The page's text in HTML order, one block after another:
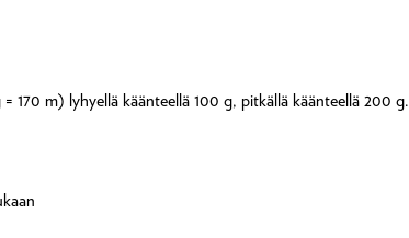
170 m) lyhyellä käänteellä 100 g, pitkällä käänteellä 200 g.